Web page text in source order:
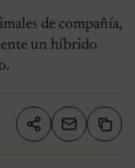
de compañía,
un híbrido
Compartir